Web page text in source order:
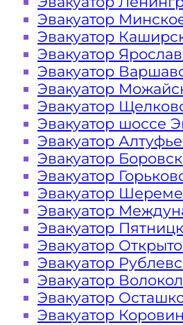
"эвакуатор
«МОБИ»
услуги
«МОБИ» Троицк
часа в сутки.
в любой
WHATSAPP
Эвакуатор
Эвакуатор
Эвакуатор
Эвакуатор
Эвакуатор
Эвакуатор
Эвакуатор шоссе
Эвакуатор
Эвакуатор
Эвакуатор
Эвакуатор
Эвакуатор
Эвакуатор
Эвакуатор
Эвакуатор
Эвакуатор
Эвакуатор
Эвакуатор